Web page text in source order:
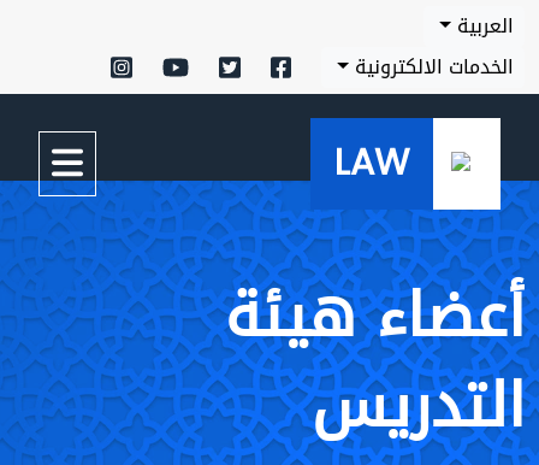
العربية
الخدمات الالكترونية
LAW
أعضاء هيئة
التدريس